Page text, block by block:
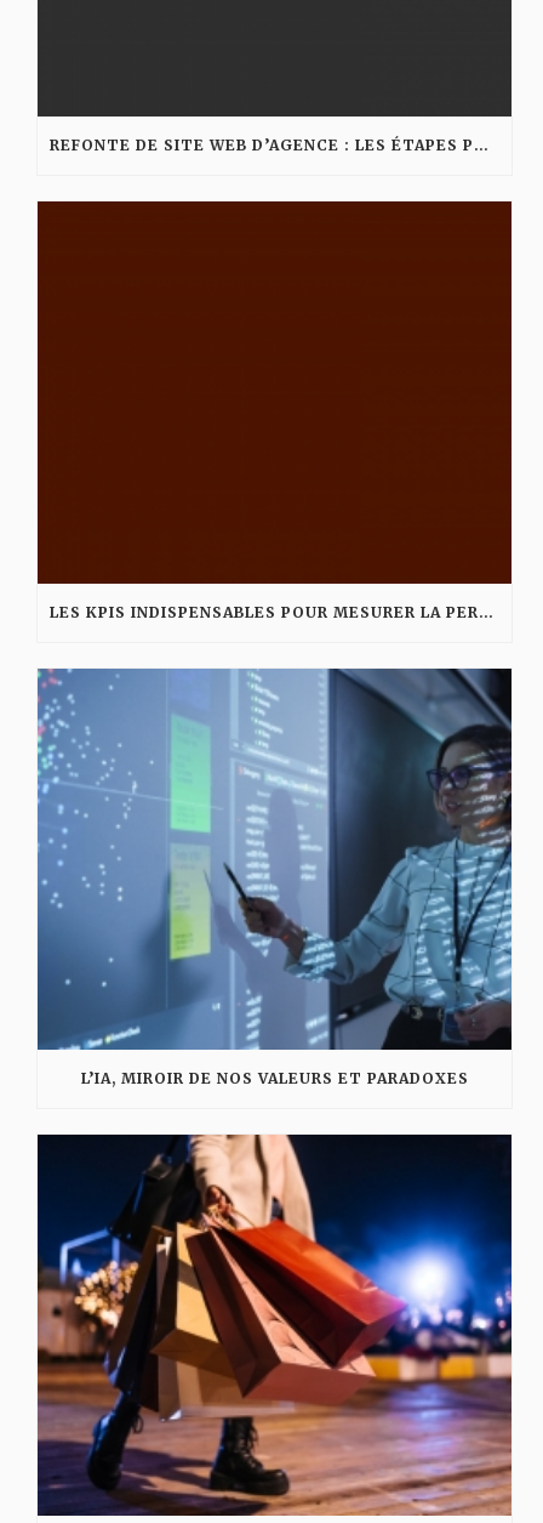
REFONTE DE SITE WEB D’AGENCE : LES ÉTAPES POUR AMÉLIORER VISIBILITÉ ET CONVERSION
LES KPIS INDISPENSABLES POUR MESURER LA PERFORMANCE D’UNE AGENCE DIGITALE
L’IA, MIROIR DE NOS VALEURS ET PARADOXES